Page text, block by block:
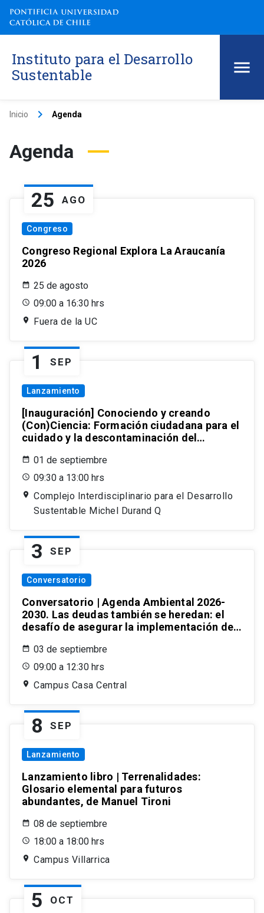
Instituto para el Desarrollo
Sustentable
Inicio keyboard_arrow_right Agenda
Agenda
Congreso
Congreso Regional Explora La Araucanía
2026
25 AGO
25 de agosto
09:00 a 16:30 hrs
Fuera de la UC
Lanzamiento
[Inauguración] Conociendo y creando
(Con)Ciencia: Formación ciudadana para el
cuidado y la descontaminación del
1 SEP
01 de septiembre
09:30 a 13:00 hrs
Complejo Interdisciplinario para el Desarrollo
Sustentable Michel Durand Q
Conversatorio
Conversatorio | Agenda Ambiental 2026-
2030. Las deudas también se heredan: el
desafío de asegurar la implementación de
3 SEP
03 de septiembre
09:00 a 12:30 hrs
Campus Casa Central
Lanzamiento
Lanzamiento libro | Terrenalidades:
Glosario elemental para futuros
abundantes, de Manuel Tironi
8 SEP
08 de septiembre
18:00 a 18:00 hrs
Campus Villarrica
5 OCT